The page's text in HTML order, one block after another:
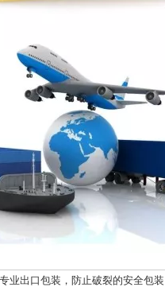
业出口包装，防止破裂的安全包